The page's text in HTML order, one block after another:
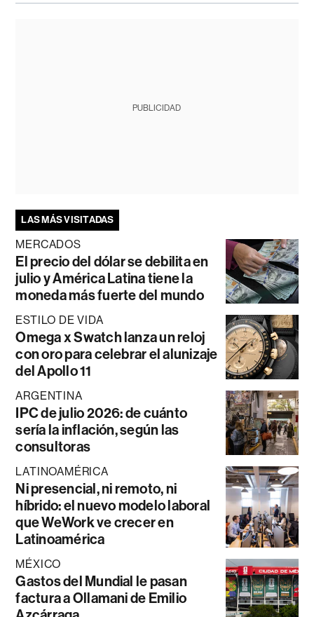
PUBLICIDAD
LAS MÁS VISITADAS
MERCADOS
El precio del dólar se debilita en
julio y América Latina tiene la
moneda más fuerte del mundo
ESTILO DE VIDA
Omega x Swatch lanza un reloj
con oro para celebrar el alunizaje
del Apollo 11
ARGENTINA
IPC de julio 2026: de cuánto
sería la inflación, según las
consultoras
LATINOAMÉRICA
Ni presencial, ni remoto, ni
híbrido: el nuevo modelo laboral
que WeWork ve crecer en
Latinoamérica
MÉXICO
Gastos del Mundial le pasan
factura a Ollamani de Emilio